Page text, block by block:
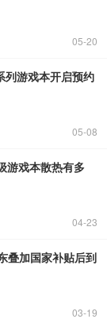
05-20
列游戏本开启预约
05-08
游戏本散热有多
04-23
叠加国家补贴后到
03-19